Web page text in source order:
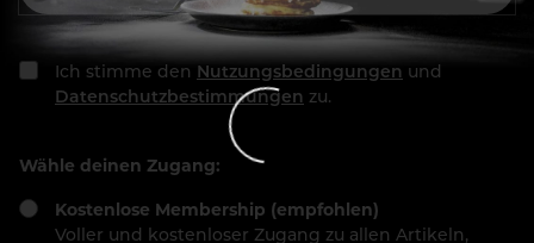
Ich stimme den Nutzungsbedingungen und
Datenschutzbestimmungen zu.
Wähle deinen Zugang:
Kostenlose Membership (empfohlen)
Voller und kostenloser Zugang zu allen Artikeln,